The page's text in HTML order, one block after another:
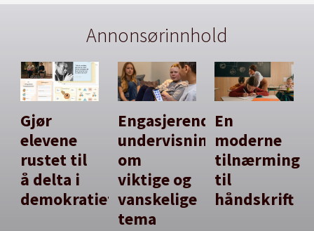
Annonsørinnhold
Gjør
elevene
rustet til
å delta i
demokratiet
Engasjerende
undervisning
om
viktige og
vanskelige
tema
En
moderne
tilnærming
til
håndskrift